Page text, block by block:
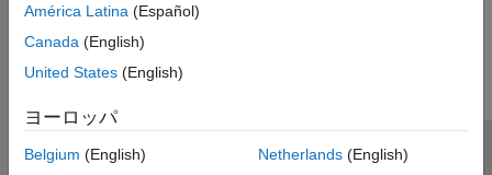
América Latina (Español)
Canada (English)
United States (English)
ヨーロッパ
Belgium (English)
Netherlands(English)
トラストセンター
プライバシー ポリシー